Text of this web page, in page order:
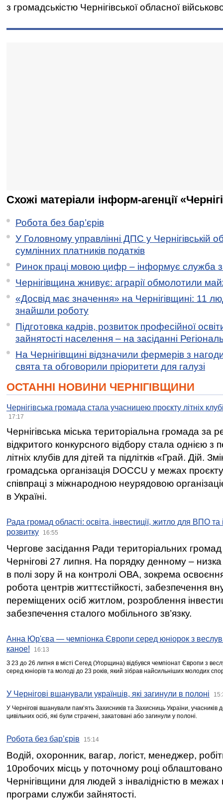
з громадськістю Чернігівської обласної
Схожі матеріали інформ-агенції
Робота без бар’єрів
У Головному управлінні ДПС у Чернігівській
сумлінних платників податків
Ринок праці мовою цифр – інформує служба
Чернігівщина жнивує: аграрії обмолотили
«Досвід має значення» на Чернігівщині: 11
знайшли роботу
Підготовка кадрів, розвиток професійної
зайнятості населення – на засіданні
На Чернігівщині відзначили фермерів з
свята та обговорили пріоритети для галузі
ОСТАННІ НОВИНИ ЧЕРНІГІВЩИНИ
Чернігівська громада стала учасницею проєкту літніх
17:17
Чернігівська міська територіальна громада за
відкритого конкурсного відбору стала однією
літніх клубів для дітей та підлітків «Грай. Дій.
громадська організація DOCCU у межах
співпраці з міжнародною неурядовою
в Україні.
Рада громад області: освіта, інвестиції, житло для ВПО
розвитку
16:55
Чергове засідання Ради територіальних громад
Чернігові 27 липня. На порядку денному –
в полі зору й на контролі ОВА, зокрема освоєння
робота центрів життєстійкості, забезпечення
переміщених осіб житлом, розроблення
забезпечення сталого мобільного зв’язку.
Анна Юр'єва — чемпіонка Європи серед юніорок з
каное!
16:13
З 23 до 26 липня в місті Сегед (Угорщина) відбувся чемпіонат Європи з
серед юніорів та молоді до 23 років, який зібрав найсильніших молодих
У Чернігові вшанували українців, які загинули в полоні
У Чернігові вшанували пам’ять Захисників та Захисниць України,
цивільних осіб, які були страчені, закатовані або загинули у полоні.
Робота без бар’єрів 15:14
Водій, охоронник, вагар, логіст, менеджер,
10робочих місць у поточному році
Чернігівщини для людей з інвалідністю в межах
програми служби зайнятості.